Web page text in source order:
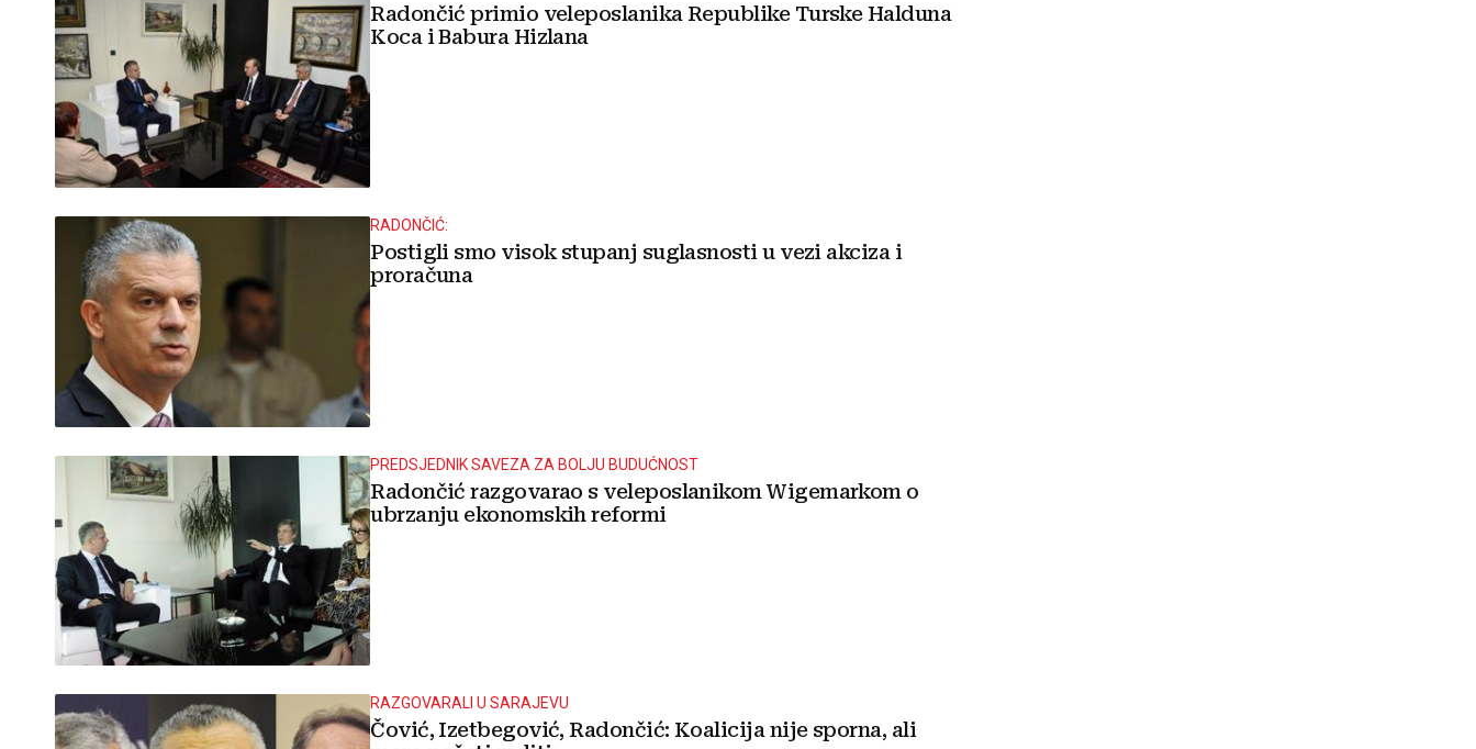
Radončić primio veleposlanika Republike Turske Halduna
Koca i Babura Hizlana
RADONČIĆ:
Postigli smo visok stupanj suglasnosti u vezi akciza i
proračuna
PREDSJEDNIK SAVEZA ZA BOLJU BUDUĆNOST
Radončić razgovarao s veleposlanikom Wigemarkom o
ubrzanju ekonomskih reformi
RAZGOVARALI U SARAJEVU
Čović, Izetbegović, Radončić: Koalicija nije sporna, ali